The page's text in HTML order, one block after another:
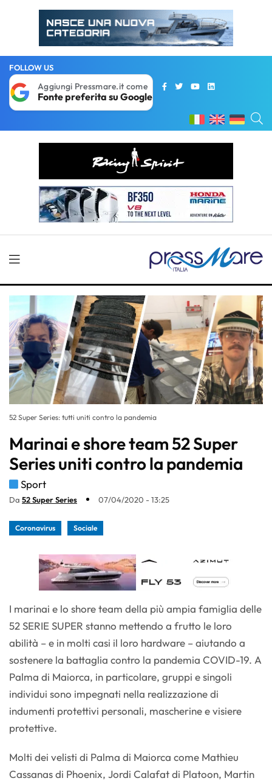
FOLLOW US
Aggiungi Pressmare.it come
Fonte preferita su Google
52 Super Series: tutti uniti contro la pandemia
Marinai e shore team 52 Super
Series uniti contro la pandemia
Sport
Da 52 Super Series 07/04/2020 - 13:25
Coronavirus Sociale
I marinai e lo shore team della più ampia famiglia delle
52 SERIE SUPER stanno mettendo a frutto le loro
abilità – e in molti casi il loro hardware – aiutando a
sostenere la battaglia contro la pandemia COVID-19. A
Palma di Maiorca, in particolare, gruppi e singoli
individui sono impegnati nella realizzazione di
indumenti protettivi personali, mascherine e visiere
protettive.
Molti dei velisti di Palma di Maiorca come Mathieu
Cassanas di Phoenix, Jordi Calafat di Platoon, Martin